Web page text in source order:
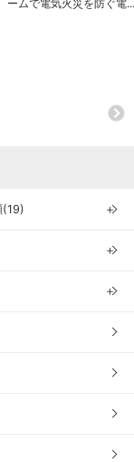
ームで電気火災を防ぐ電
(19) ＋
＋
＋